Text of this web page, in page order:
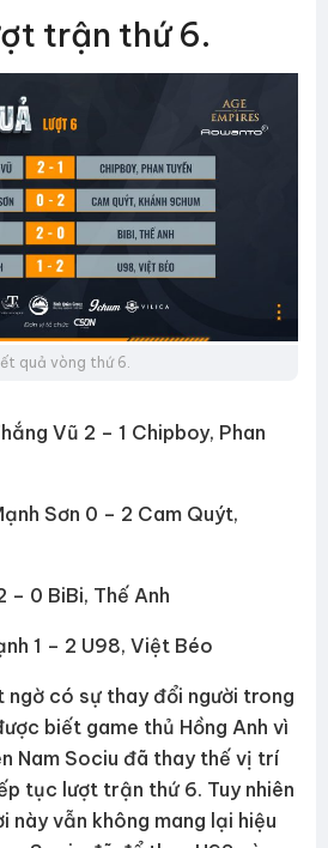
trận thứ 6.
quả vòng thứ 6.
Vũ 2 – 1 Chipboy, Phan
Sơn 0 – 2 Cam Quýt,
– 0 BiBi, Thế Anh
1 – 2 U98, Việt Béo
ngờ có sự thay đổi người trong
biết game thủ Hồng Anh vì
Nam Sociu đã thay thế vị trí
tục lượt trận thứ 6. Tuy nhiên
này vẫn không mang lại hiệu